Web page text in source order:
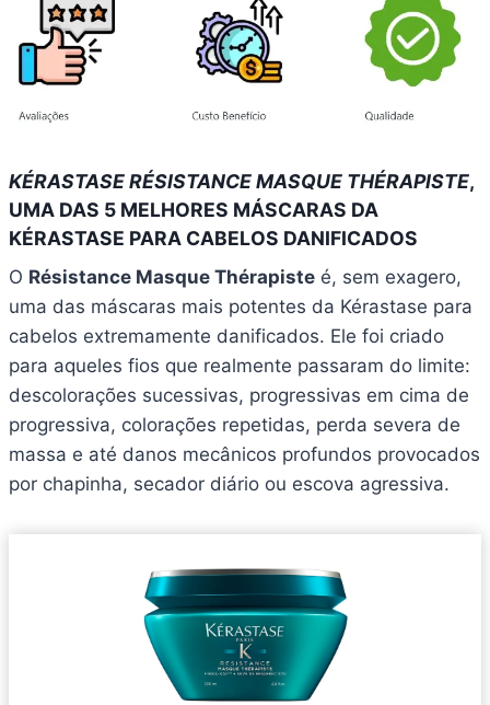
KÉRASTASE RÉSISTANCE MASQUE THÉRAPISTE,
UMA DAS 5 MELHORES MÁSCARAS DA
KÉRASTASE PARA CABELOS DANIFICADOS
O Résistance Masque Thérapiste é, sem exagero,
uma das máscaras mais potentes da Kérastase para
cabelos extremamente danificados. Ele foi criado
para aqueles fios que realmente passaram do limite:
descolorações sucessivas, progressivas em cima de
progressiva, colorações repetidas, perda severa de
massa e até danos mecânicos profundos provocados
por chapinha, secador diário ou escova agressiva.